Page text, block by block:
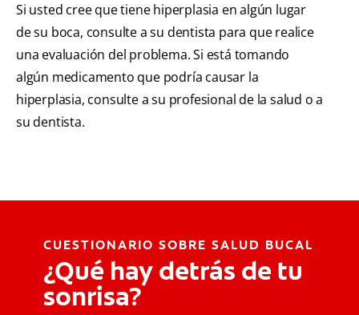
Si usted cree que tiene hiperplasia en algún lugar
de su boca, consulte a su dentista para que realice
una evaluación del problema. Si está tomando
algún medicamento que podría causar la
hiperplasia, consulte a su profesional de la salud o a
su dentista.
CUESTIONARIO SOBRE SALUD BUCAL
¿Qué hay detrás de tu
sonrisa?